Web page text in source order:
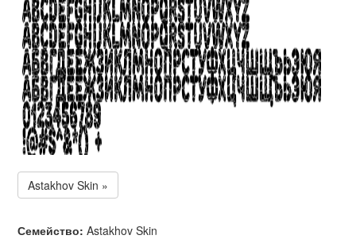
Astakhov Skin »
Семейство: Astakhov Skin